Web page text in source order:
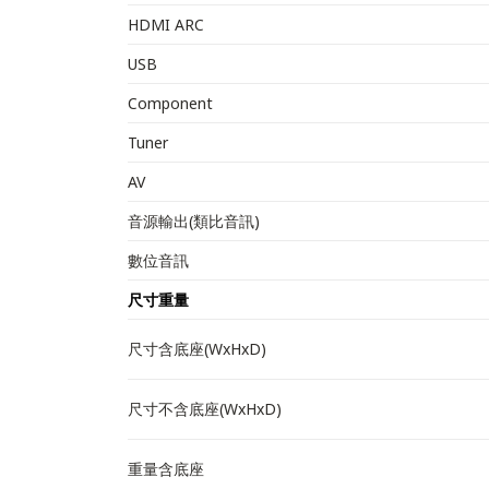
HDMI ARC
USB
Component
Tuner
AV
音源輸出(類比音訊)
數位音訊
尺寸重量
尺寸含底座(WxHxD)
尺寸不含底座(WxHxD)
重量含底座